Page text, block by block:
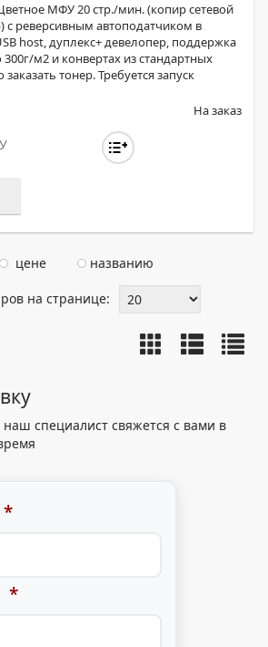
МФУ 20 стр./мин. (копир сетевой
с реверсивным автоподатчиком в
host, дуплекс+ девелопер, поддержка
м2 и конвертах из стандартных
тонер. Требуется запуск
На заказ
цене
названию
на странице:
специалист свяжется с вами в
*
*